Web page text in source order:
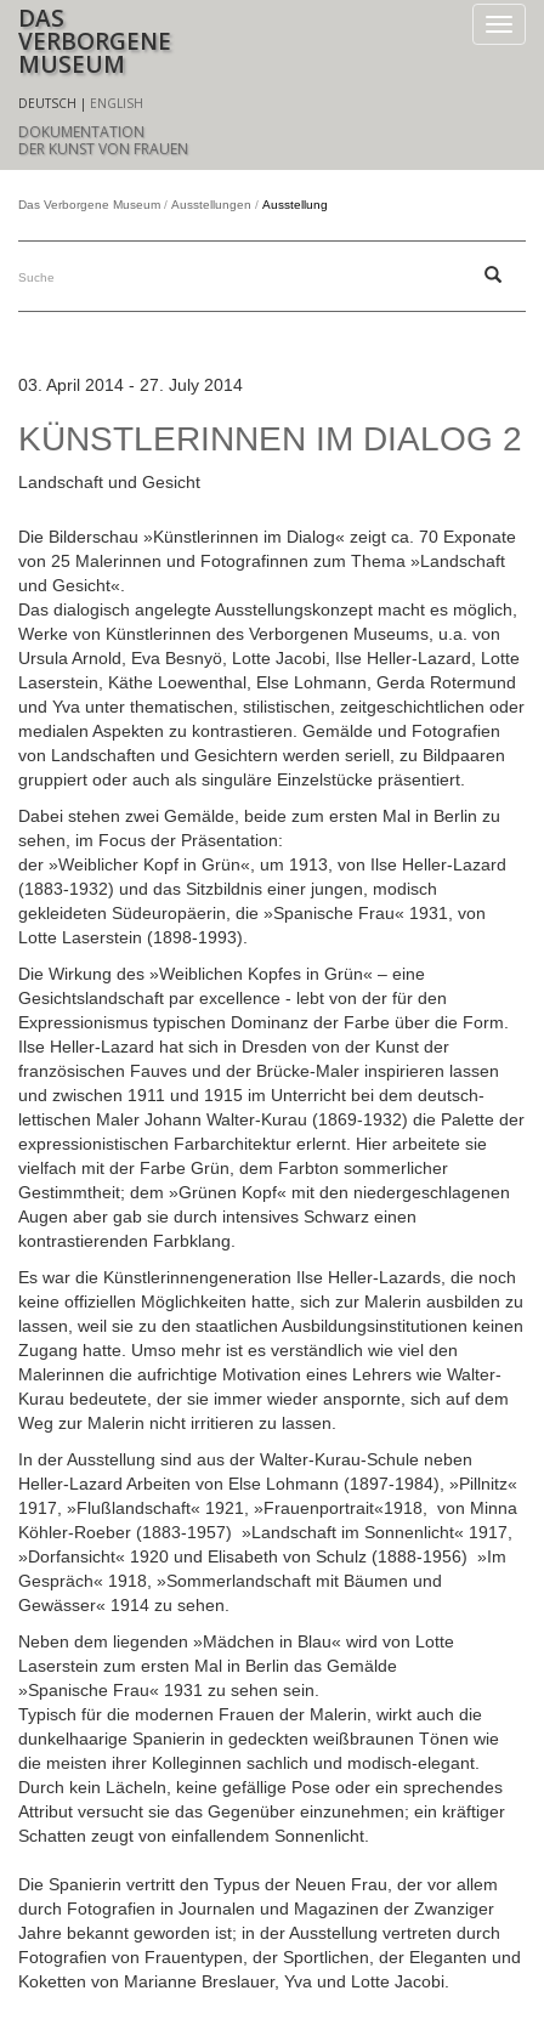
DAS
VERBORGENE
MUSEUM
DEUTSCH ENGLISH
DOKUMENTATION
DER KUNST VON FRAUEN
Das Verborgene Museum Ausstellungen Ausstellung
03. April 2014 - 27. July 2014
KÜNSTLERINNEN IM DIALOG 2
Landschaft und Gesicht
Die Bilderschau »Künstlerinnen im Dialog« zeigt ca. 70 Exponate
von 25 Malerinnen und Fotografinnen zum Thema »Landschaft
und Gesicht«.
Das dialogisch angelegte Ausstellungskonzept macht es möglich,
Werke von Künstlerinnen des Verborgenen Museums, u.a. von
Ursula Arnold, Eva Besnyö, Lotte Jacobi, Ilse Heller-Lazard, Lotte
Laserstein, Käthe Loewenthal, Else Lohmann, Gerda Rotermund
und Yva unter thematischen, stilistischen, zeitgeschichtlichen oder
medialen Aspekten zu kontrastieren. Gemälde und Fotografien
von Landschaften und Gesichtern werden seriell, zu Bildpaaren
gruppiert oder auch als singuläre Einzelstücke präsentiert.
Dabei stehen zwei Gemälde, beide zum ersten Mal in Berlin zu
sehen, im Focus der Präsentation:
der »Weiblicher Kopf in Grün«, um 1913, von Ilse Heller-Lazard
(1883-1932) und das Sitzbildnis einer jungen, modisch
gekleideten Südeuropäerin, die »Spanische Frau« 1931, von
Lotte Laserstein (1898-1993).
Die Wirkung des »Weiblichen Kopfes in Grün« – eine
Gesichtslandschaft par excellence - lebt von der für den
Expressionismus typischen Dominanz der Farbe über die Form.
Ilse Heller-Lazard hat sich in Dresden von der Kunst der
französischen Fauves und der Brücke-Maler inspirieren lassen
und zwischen 1911 und 1915 im Unterricht bei dem deutsch-
lettischen Maler Johann Walter-Kurau (1869-1932) die Palette der
expressionistischen Farbarchitektur erlernt. Hier arbeitete sie
vielfach mit der Farbe Grün, dem Farbton sommerlicher
Gestimmtheit; dem »Grünen Kopf« mit den niedergeschlagenen
Augen aber gab sie durch intensives Schwarz einen
kontrastierenden Farbklang.
Es war die Künstlerinnengeneration Ilse Heller-Lazards, die noch
keine offiziellen Möglichkeiten hatte, sich zur Malerin ausbilden zu
lassen, weil sie zu den staatlichen Ausbildungsinstitutionen keinen
Zugang hatte. Umso mehr ist es verständlich wie viel den
Malerinnen die aufrichtige Motivation eines Lehrers wie Walter-
Kurau bedeutete, der sie immer wieder anspornte, sich auf dem
Weg zur Malerin nicht irritieren zu lassen.
In der Ausstellung sind aus der Walter-Kurau-Schule neben
Heller-Lazard Arbeiten von Else Lohmann (1897-1984), »Pillnitz«
1917, »Flußlandschaft« 1921, »Frauenportrait«1918, von Minna
Köhler-Roeber (1883-1957) »Landschaft im Sonnenlicht« 1917,
»Dorfansicht« 1920 und Elisabeth von Schulz (1888-1956) »Im
Gespräch« 1918, »Sommerlandschaft mit Bäumen und
Gewässer« 1914 zu sehen.
Neben dem liegenden »Mädchen in Blau« wird von Lotte
Laserstein zum ersten Mal in Berlin das Gemälde
»Spanische Frau« 1931 zu sehen sein.
Typisch für die modernen Frauen der Malerin, wirkt auch die
dunkelhaarige Spanierin in gedeckten weißbraunen Tönen wie
die meisten ihrer Kolleginnen sachlich und modisch-elegant.
Durch kein Lächeln, keine gefällige Pose oder ein sprechendes
Attribut versucht sie das Gegenüber einzunehmen; ein kräftiger
Schatten zeugt von einfallendem Sonnenlicht.
Die Spanierin vertritt den Typus der Neuen Frau, der vor allem
durch Fotografien in Journalen und Magazinen der Zwanziger
Jahre bekannt geworden ist; in der Ausstellung vertreten durch
Fotografien von Frauentypen, der Sportlichen, der Eleganten und
Koketten von Marianne Breslauer, Yva und Lotte Jacobi.